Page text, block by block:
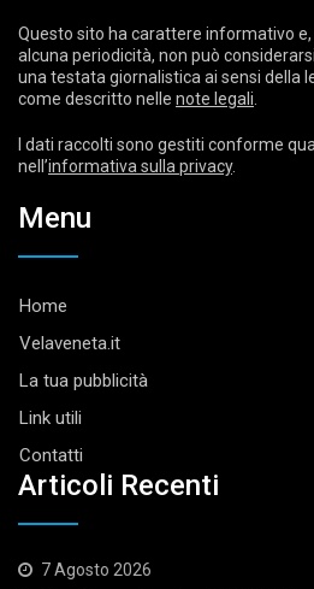
Questo sito ha carattere informativo
alcuna periodicità, non può
una testata giornalistica ai sensi della
come descritto nelle note legali
I dati raccolti sono gestiti conforme
nell’informativa sulla privacy.
Menu
Home
Velaveneta.it
La tua pubblicità
Link utili
Contatti
Articoli Recenti
7 Agosto 2026